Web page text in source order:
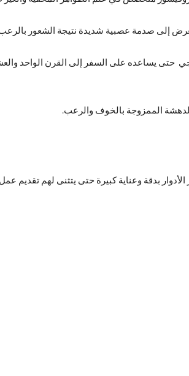
إلى صدمة عصبية شديدة نتيجة الشعور
حتى يساعده على السفر إلى القرن الواحد
الممزوجة بالخوف والرعب.
بدقة وعناية كبيرة حتى يتثنى لهم تقديم